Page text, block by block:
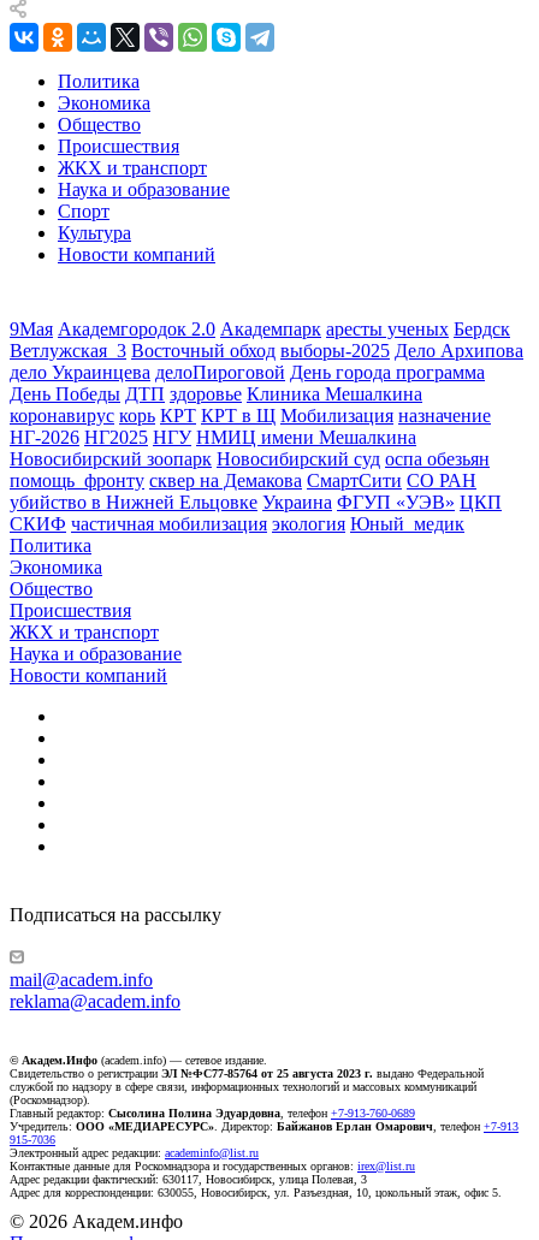
Политика
Экономика
Общество
Происшествия
ЖКХ и транспорт
Наука и образование
Спорт
Культура
Новости компаний
9Мая Академгородок 2.0 Академпарк аресты ученых Бердск
Ветлужская_3 Восточный обход выборы-2025 Дело Архипова
дело Украинцева делоПироговой День города программа
День Победы ДТП здоровье Клиника Мешалкина
коронавирус корь КРТ КРТ в Щ Мобилизация назначение
НГ-2026 НГ2025 НГУ НМИЦ имени Мешалкина
Новосибирский зоопарк Новосибирский суд оспа обезьян
помощь_фронту сквер на Демакова СмартСити СО РАН
убийство в Нижней Ельцовке Украина ФГУП «УЭВ» ЦКП
СКИФ частичная мобилизация экология Юный_медик
Политика
Экономика
Общество
Происшествия
ЖКХ и транспорт
Наука и образование
Новости компаний
Подписаться на рассылку
mail@academ.info
reklama@academ.info
© Академ.Инфо (academ.info) — сетевое издание.
Свидетельство о регистрации ЭЛ №ФС77-85764 от 25 августа 2023 г. выдано Федеральной
службой по надзору в сфере связи, информационных технологий и массовых коммуникаций
(Роскомнадзор).
Главный редактор: Сысолина Полина Эдуардовна , телефон +7-913-760-0689
Учредитель: ООО «МЕДИАРЕСУРС» . Директор: Байжанов Ерлан Омарович , телефон +7-913
915-7036
Электронный адрес редакции: academinfo@list.ru
Контактные данные для Роскомнадзора и государственных органов: irex@list.ru
Адрес редакции фактический: 630117, Новосибирск, улица Полевая, 3
Адрес для корреспонденции: 630055, Новосибирск, ул. Разъездная, 10, цокольный этаж, офис 5.
© 2026 Академ.инфо